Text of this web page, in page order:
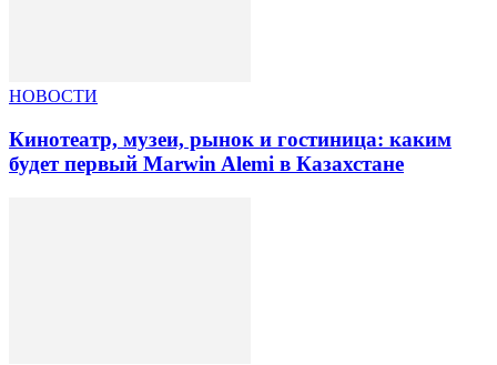
НОВОСТИ
Кинотеатр, музеи, рынок и гостиница: каким
будет первый Marwin Alemi в Казахстане